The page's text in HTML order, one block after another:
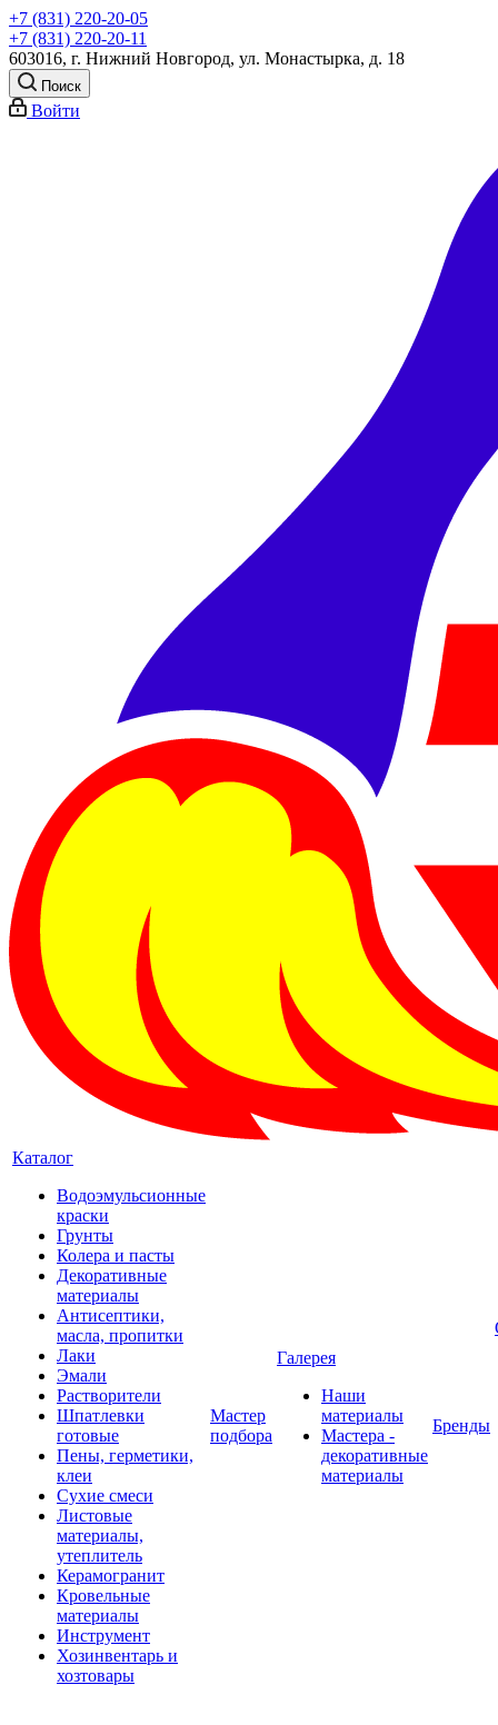
+7 (831) 220-20-05
+7 (831) 220-20-11
603016, г. Нижний Новгород, ул. Монастырка, д. 18
Поиск
Войти
Каталог
Водоэмульсионные
краски
Грунты
Колера и пасты
Декоративные
материалы
Антисептики,
масла, пропитки
Лаки
Эмали
Растворители
Шпатлевки
готовые
Пены, герметики,
клеи
Сухие смеси
Листовые
материалы,
утеплитель
Керамогранит
Кровельные
материалы
Инструмент
Хозинвентарь и
хозтовары
Мастер
подбора
Галерея
Наши
материалы
Мастера -
декоративные
материалы
Бренды